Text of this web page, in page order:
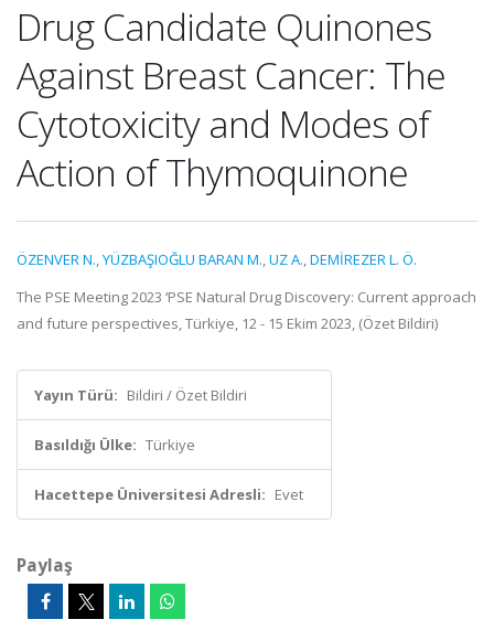
Drug Candidate Quinones
Against Breast Cancer: The
Cytotoxicity and Modes of
Action of Thymoquinone
ÖZENVER N.,YÜZBAŞIOĞLU BARAN M.,UZ A.,DEMİREZER L. Ö.
The PSE Meeting 2023 ‘PSE Natural Drug Discovery: Current approach
and future perspectives, Türkiye, 12 - 15 Ekim 2023, (Özet Bildiri)
Yayın Türü: Bildiri / Özet Bildiri
Basıldığı Ülke: Türkiye
Hacettepe Üniversitesi Adresli: Evet
Paylaş